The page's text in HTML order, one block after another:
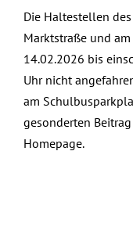
Die Haltestellen
Marktstraße und
14.02.2026 bis
Uhr nicht
am
gesonderten
Homepage.